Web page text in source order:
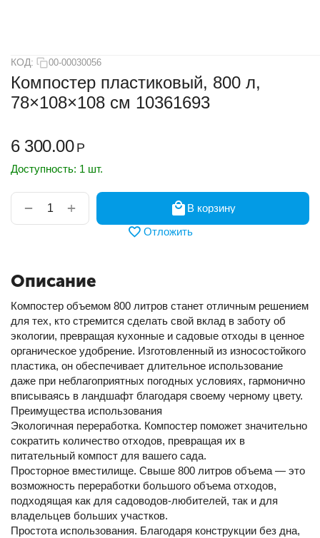
КОД: 00-00030056
Компостер пластиковый, 800 л,
78×108×108 см 10361693
6 300.00 Р
Доступность: 1 шт.
+
−
В корзину
Отложить
Описание
Компостер объемом 800 литров станет отличным решением
для тех, кто стремится сделать свой вклад в заботу об
экологии, превращая кухонные и садовые отходы в ценное
органическое удобрение. Изготовленный из износостойкого
пластика, он обеспечивает длительное использование
даже при неблагоприятных погодных условиях, гармонично
вписываясь в ландшафт благодаря своему черному цвету.
Преимущества использования
Экологичная переработка. Компостер поможет значительно
сократить количество отходов, превращая их в
питательный компост для вашего сада.
Просторное вместилище. Свыше 800 литров объема — это
возможность переработки большого объема отходов,
подходящая как для садоводов-любителей, так и для
владельцев больших участков.
Простота использования. Благодаря конструкции без дна,